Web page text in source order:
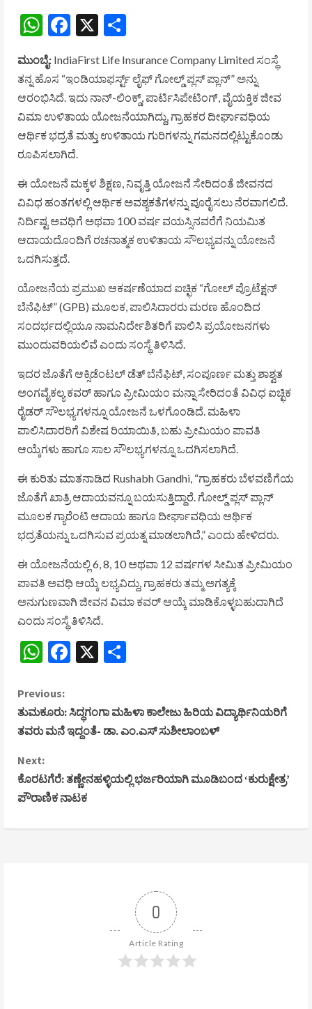
WhatsApp
Facebook
X
ಮುಂಬೈ: IndiaFirst Life Insurance Company Limitedಸಂಸ್ಥೆ
ತನ್ನ ಹೊಸ “ಇಂಡಿಯಾಫರ್ಸ್ಟ್ ಲೈಫ್ ಗೋಲ್ಡ್ ಪ್ಲಸ್ ಪ್ಲಾನ್” ಅನ್ನು
ಆರಂಭಿಸಿದೆ. ಇದು ನಾನ್-ಲಿಂಕ್ಡ್, ಪಾರ್ಟಿಸಿಪೇಟಿಂಗ್, ವೈಯಕ್ತಿಕ ಜೀವ
ವಿಮಾ ಉಳಿತಾಯ ಯೋಜನೆಯಾಗಿದ್ದು, ಗ್ರಾಹಕರ ದೀರ್ಘಾವಧಿಯ
ಆರ್ಥಿಕ ಭದ್ರತೆ ಮತ್ತು ಉಳಿತಾಯ ಗುರಿಗಳನ್ನು ಗಮನದಲ್ಲಿಟ್ಟುಕೊಂಡು
ರೂಪಿಸಲಾಗಿದೆ.
ಈ ಯೋಜನೆ ಮಕ್ಕಳ ಶಿಕ್ಷಣ, ನಿವೃತ್ತಿ ಯೋಜನೆ ಸೇರಿದಂತೆ ಜೀವನದ
ವಿವಿಧ ಹಂತಗಳಲ್ಲಿ ಆರ್ಥಿಕ ಅವಶ್ಯಕತೆಗಳನ್ನು ಪೂರೈಸಲು ನೆರವಾಗಲಿದೆ.
ನಿರ್ದಿಷ್ಟ ಅವಧಿಗೆ ಅಥವಾ 100 ವರ್ಷ ವಯಸ್ಸಿನವರೆಗೆ ನಿಯಮಿತ
ಆದಾಯದೊಂದಿಗೆ ರಚನಾತ್ಮಕ ಉಳಿತಾಯ ಸೌಲಭ್ಯವನ್ನು ಯೋಜನೆ
ಒದಗಿಸುತ್ತದೆ.
ಯೋಜನೆಯ ಪ್ರಮುಖ ಆಕರ್ಷಣೆಯಾದ ಐಚ್ಛಿಕ “ಗೋಲ್ ಪ್ರೊಟೆಕ್ಷನ್
ಬೆನೆಫಿಟ್” (GPB) ಮೂಲಕ, ಪಾಲಿಸಿದಾರರು ಮರಣ ಹೊಂದಿದ
ಸಂದರ್ಭದಲ್ಲಿಯೂ ನಾಮನಿರ್ದೇಶಿತರಿಗೆ ಪಾಲಿಸಿ ಪ್ರಯೋಜನಗಳು
ಮುಂದುವರಿಯಲಿವೆ ಎಂದು ಸಂಸ್ಥೆ ತಿಳಿಸಿದೆ.
ಇದರ ಜೊತೆಗೆ ಆಕ್ಸಿಡೆಂಟಲ್ ಡೆತ್ ಬೆನೆಫಿಟ್, ಸಂಪೂರ್ಣ ಮತ್ತು ಶಾಶ್ವತ
ಅಂಗವೈಕಲ್ಯ ಕವರ್ ಹಾಗೂ ಪ್ರೀಮಿಯಂ ಮನ್ನಾ ಸೇರಿದಂತೆ ವಿವಿಧ ಐಚ್ಛಿಕ
ರೈಡರ್ ಸೌಲಭ್ಯಗಳನ್ನೂ ಯೋಜನೆ ಒಳಗೊಂಡಿದೆ. ಮಹಿಳಾ
ಪಾಲಿಸಿದಾರರಿಗೆ ವಿಶೇಷ ರಿಯಾಯಿತಿ, ಬಹು ಪ್ರೀಮಿಯಂ ಪಾವತಿ
ಆಯ್ಕೆಗಳು ಹಾಗೂ ಸಾಲ ಸೌಲಭ್ಯಗಳನ್ನೂ ಒದಗಿಸಲಾಗಿದೆ.
ಈ ಕುರಿತು ಮಾತನಾಡಿದ Rushabh Gandhi, “ಗ್ರಾಹಕರು ಬೆಳವಣಿಗೆಯ
ಜೊತೆಗೆ ಖಾತ್ರಿ ಆದಾಯವನ್ನೂ ಬಯಸುತ್ತಿದ್ದಾರೆ. ಗೋಲ್ಡ್ ಪ್ಲಸ್ ಪ್ಲಾನ್
ಮೂಲಕ ಗ್ಯಾರೆಂಟಿ ಆದಾಯ ಹಾಗೂ ದೀರ್ಘಾವಧಿಯ ಆರ್ಥಿಕ
ಭದ್ರತೆಯನ್ನು ಒದಗಿಸುವ ಪ್ರಯತ್ನ ಮಾಡಲಾಗಿದೆ,” ಎಂದು ಹೇಳಿದರು.
ಈ ಯೋಜನೆಯಲ್ಲಿ 6, 8, 10 ಅಥವಾ 12 ವರ್ಷಗಳ ಸೀಮಿತ ಪ್ರೀಮಿಯಂ
ಪಾವತಿ ಅವಧಿ ಆಯ್ಕೆ ಲಭ್ಯವಿದ್ದು, ಗ್ರಾಹಕರು ತಮ್ಮ ಅಗತ್ಯಕ್ಕೆ
ಅನುಗುಣವಾಗಿ ಜೀವನ ವಿಮಾ ಕವರ್ ಆಯ್ಕೆ ಮಾಡಿಕೊಳ್ಳಬಹುದಾಗಿದೆ
ಎಂದು ಸಂಸ್ಥೆ ತಿಳಿಸಿದೆ.
WhatsApp
Facebook
X
C
o
n
t
Previous:
ತುಮಕೂರು: ಸಿದ್ಧಗಂಗಾ ಮಹಿಳಾ ಕಾಲೇಜು ಹಿರಿಯ ವಿದ್ಯಾರ್ಥಿನಿಯರಿಗೆ
ತವರು ಮನೆ ಇದ್ದಂತೆ- ಡಾ. ಎಂ.ಎಸ್ ಸುಶೀಲಾಂಬಳ್
Next:
ಕೊರಟಗೆರೆ: ತಣ್ಣೇನಹಳ್ಳಿಯಲ್ಲಿ ಭರ್ಜರಿಯಾಗಿ ಮೂಡಿಬಂದ ‘ಕುರುಕ್ಷೇತ್ರ’
ಪೌರಾಣಿಕ ನಾಟಕ
0
Article Rating